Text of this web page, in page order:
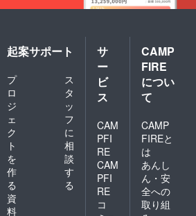
起案サポート
プ
ロ
ジ
ェ
ク
ト
を
作
る
ス
タ
ッ
フ
に
相
談
す
る
資
料
サ
ー
ビ
ス
CAM
PFI
RE
CAM
PFI
RE
コ
CAMP
FIRE
につい
て
CAMP
FIREと
は
あんし
ん・安
全への
取り組